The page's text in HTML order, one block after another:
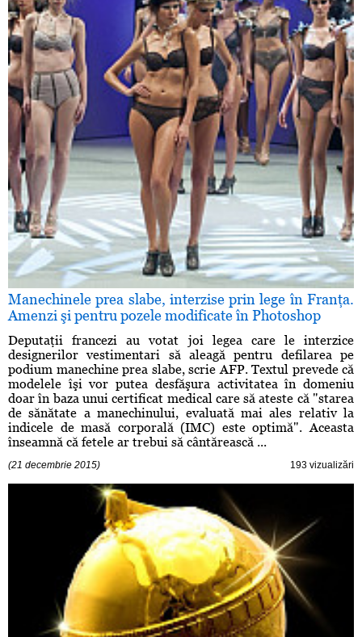
Manechinele prea slabe, interzise prin lege în Franţa.
Amenzi şi pentru pozele modificate în Photoshop
Deputaţii francezi au votat joi legea care le interzice
designerilor vestimentari să aleagă pentru defilarea pe
podium manechine prea slabe, scrie AFP. Textul prevede că
modelele îşi vor putea desfăşura activitatea în domeniu
doar în baza unui certificat medical care să ateste că "starea
de sănătate a manechinului, evaluată mai ales relativ la
indicele de masă corporală (IMC) este optimă". Aceasta
înseamnă că fetele ar trebui să cântărească ...
(21 decembrie 2015) 193 vizualizări